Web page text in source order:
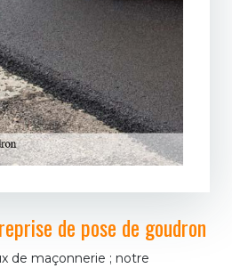
de pose de goudron
de maçonnerie ; notre